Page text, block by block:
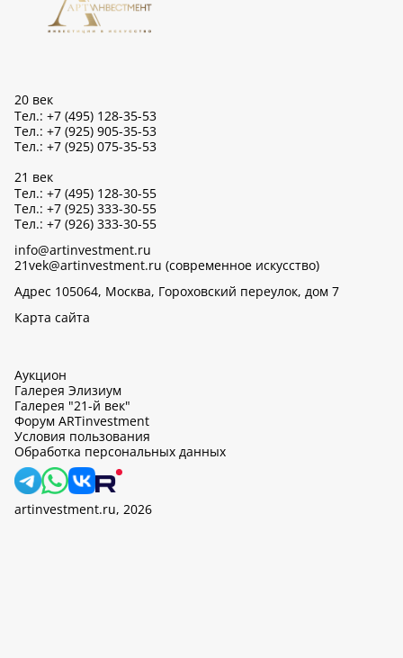
20 век
Тел.: +7 (495) 128-35-53
Тел.: +7 (925) 905-35-53
Тел.: +7 (925) 075-35-53
21 век
Тел.: +7 (495) 128-30-55
Тел.: +7 (925) 333-30-55
Тел.: +7 (926) 333-30-55
info@artinvestment.ru
21vek@artinvestment.ru (современное искусство)
Адрес 105064, Москва, Гороховский переулок, дом 7
Карта сайта
Аукцион
Галерея Элизиум
Галерея "21-й век"
Форум ARTinvestment
Условия пользования
Обработка персональных данных
artinvestment.ru, 2026